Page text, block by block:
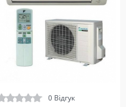
0 Відгук